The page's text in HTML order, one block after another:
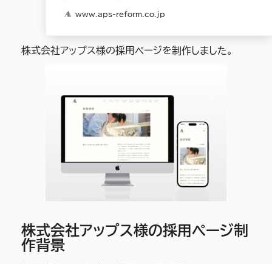
www.aps-reform.co.jp
株式会社アップス様の採用ページを制作しました。
株式会社アップス様の採用 ページ制
作背景